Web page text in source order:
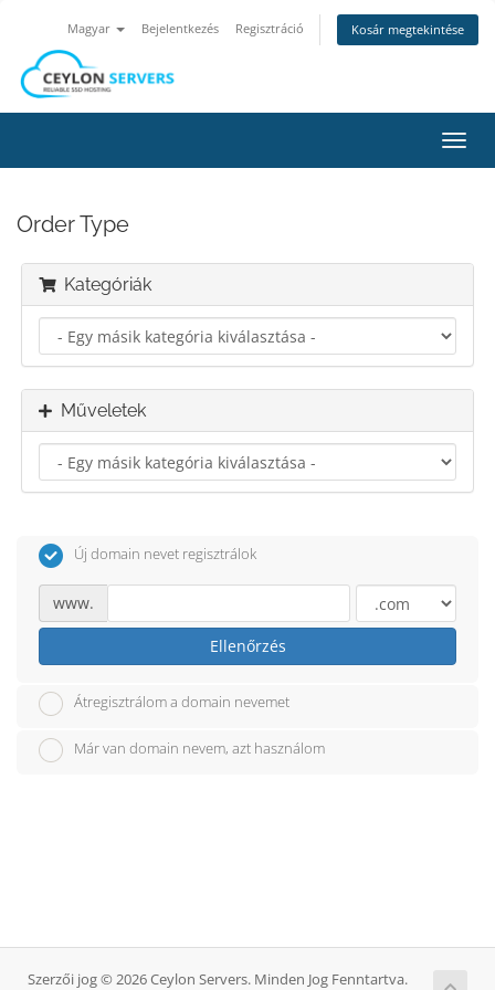
Magyar Bejelentkezés Regisztráció Kosár megtekintése
a
Order Type
Kategóriák
Műveletek
Új domain nevet regisztrálok
www.
Ellenőrzés
Átregisztrálom a domain nevemet
Már van domain nevem, azt használom
Szerzői jog © 2026 Ceylon Servers. Minden Jog Fenntartva.